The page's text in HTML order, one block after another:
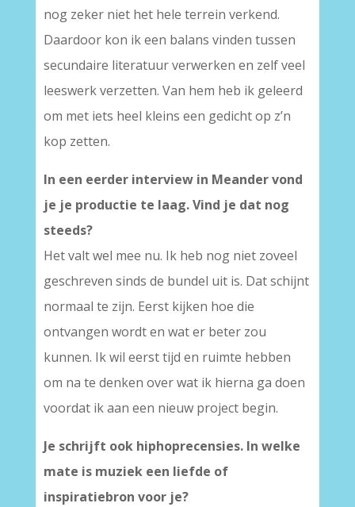
nog zeker niet het hele terrein verkend.
Daardoor kon ik een balans vinden tussen
secundaire literatuur verwerken en zelf veel
leeswerk verzetten. Van hem heb ik geleerd
om met iets heel kleins een gedicht op z’n
kop zetten.
In een eerder interview in Meander vond
je je productie te laag. Vind je dat nog
steeds?
Het valt wel mee nu. Ik heb nog niet zoveel
geschreven sinds de bundel uit is. Dat schijnt
normaal te zijn. Eerst kijken hoe die
ontvangen wordt en wat er beter zou
kunnen. Ik wil eerst tijd en ruimte hebben
om na te denken over wat ik hierna ga doen
voordat ik aan een nieuw project begin.
Je schrijft ook hiphoprecensies. In welke
mate is muziek een liefde of
inspiratiebron voor je?